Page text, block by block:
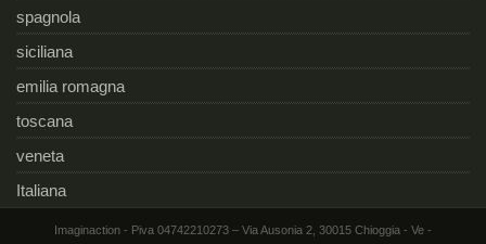
spagnola
siciliana
emilia romagna
toscana
veneta
Italiana
Imaginaction - Piva 04742210273 – Via Ausonia 2, 30015 Chioggia - Ve -